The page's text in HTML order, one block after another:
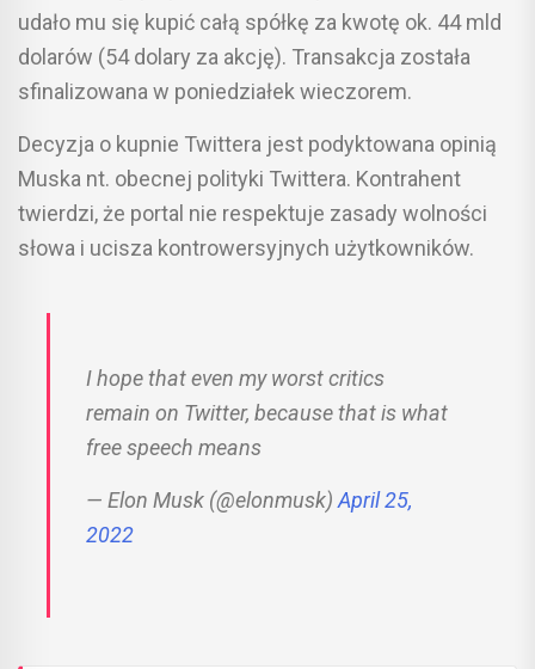
udało mu się kupić całą spółkę za kwotę ok. 44 mld
dolarów (54 dolary za akcję). Transakcja została
sfinalizowana w poniedziałek wieczorem.
Decyzja o kupnie Twittera jest podyktowana opinią
Muska nt. obecnej polityki Twittera. Kontrahent
twierdzi, że portal nie respektuje zasady wolności
słowa i ucisza kontrowersyjnych użytkowników.
I hope that even my worst critics
remain on Twitter, because that is what
free speech means
— Elon Musk (@elonmusk) April 25,
2022